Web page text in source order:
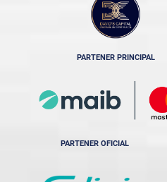
PARTENER PRINCIPAL
PARTENER OFICIAL